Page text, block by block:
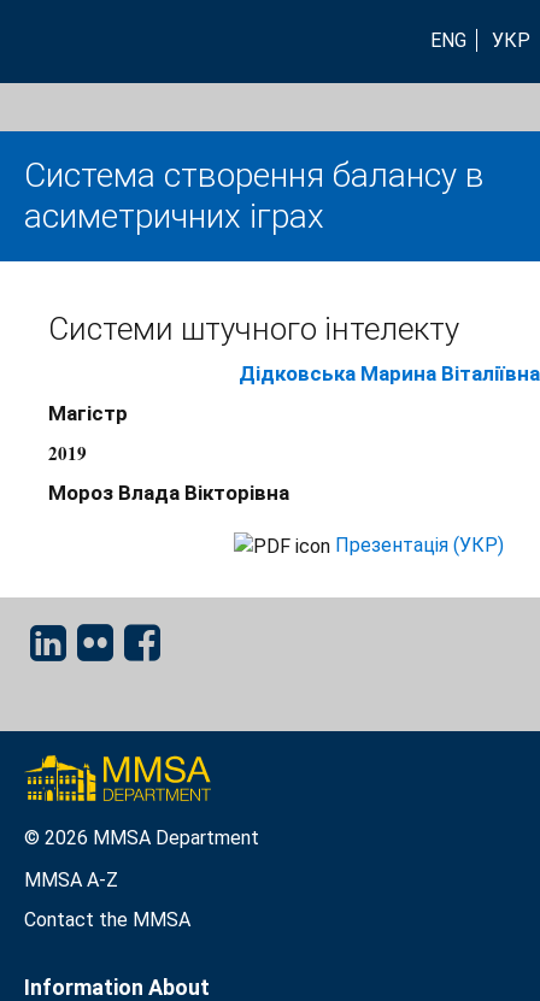
ENG УКР
Система створення балансу в
асиметричних іграх
Системи штучного інтелекту
Дідковська Марина Віталіївна
Магістр
2019
Мороз Влада Вікторівна
Презентація (УКР)
© 2026 MMSA Department
MMSA A-Z
Contact the MMSA
Information About